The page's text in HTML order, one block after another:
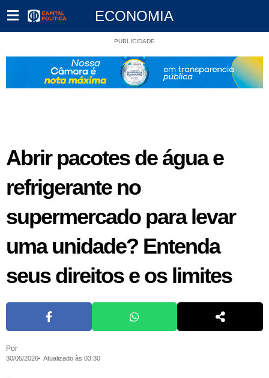
ECONOMIA
PUBLICIDADE
Abrir pacotes de água e
refrigerante no
supermercado para levar
uma unidade? Entenda
seus direitos e os limites
Por
30/05/2026 Atualizado às 03:30